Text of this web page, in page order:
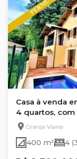
Casa à venda
4 quartos, com
Granja Viana
400 m² 4